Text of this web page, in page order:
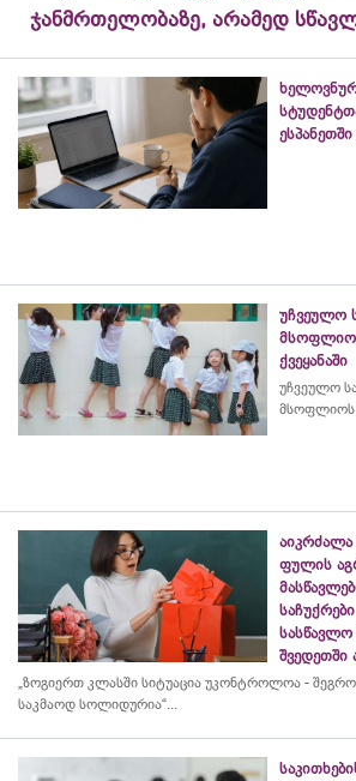
ჯანმრთელობაზე, არამედ
უჩვეულო
ქვეყანაში
უჩვეულო
მსოფლიოს
ფულის
შვედეთში
„ზოგიერთ კლასში სიტუაცია უკონტროლოა -
საკმაოდ სოლიდურია“...